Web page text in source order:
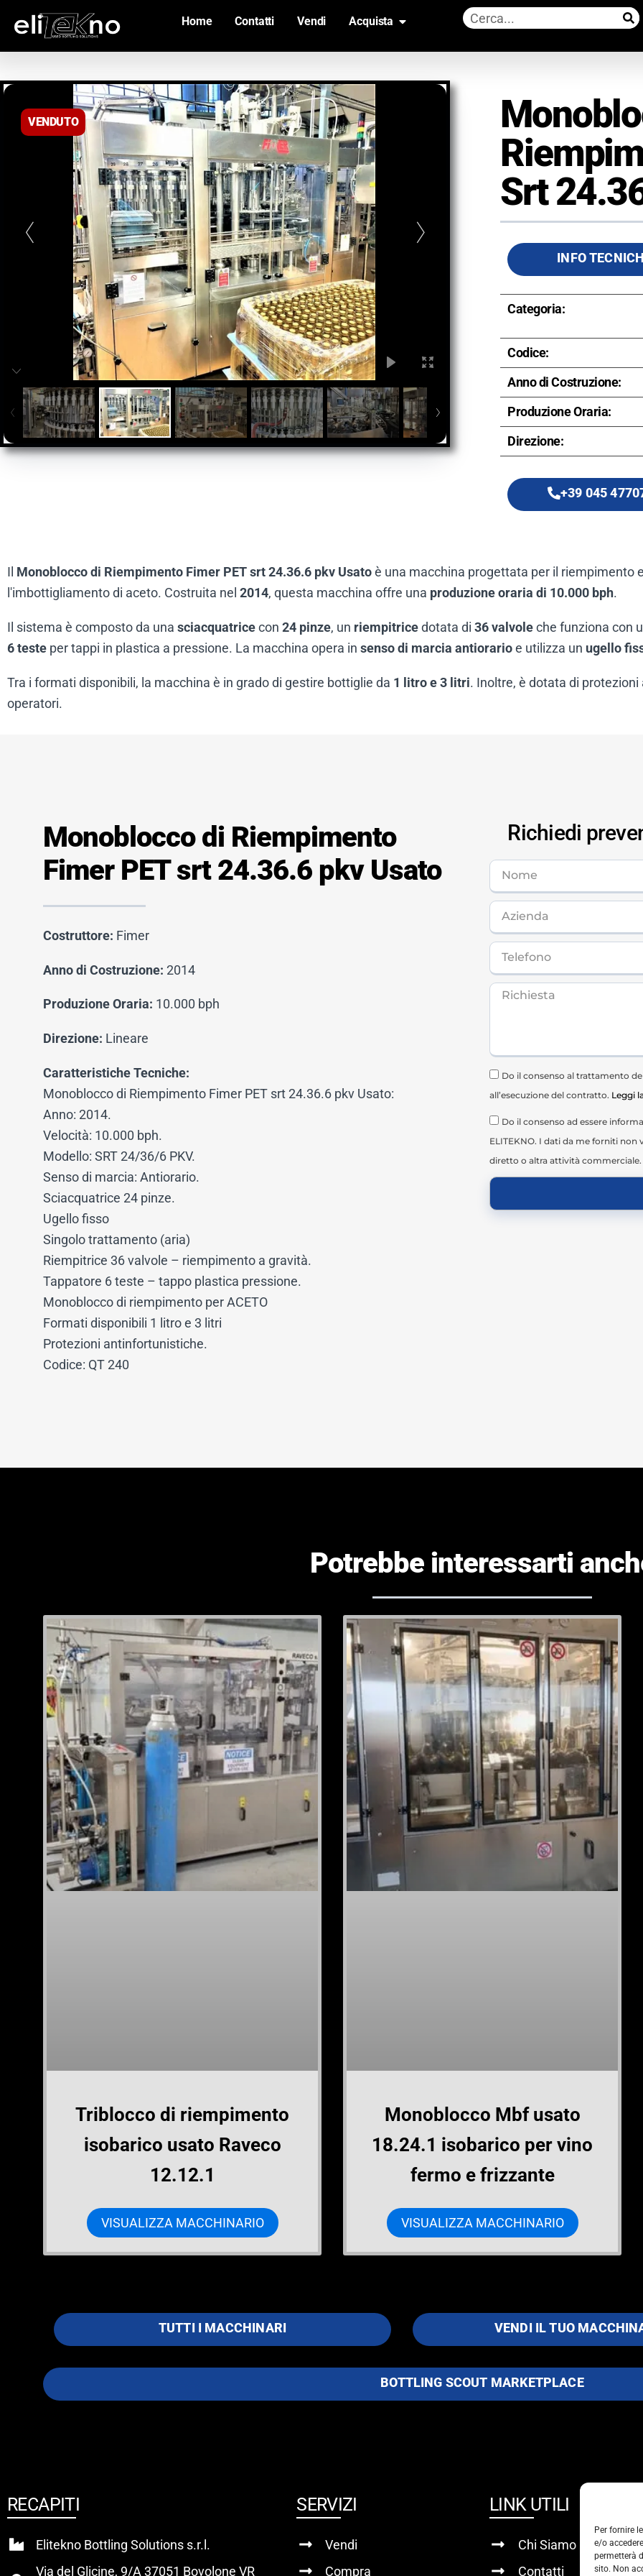
Per fornire
e/o
permetterà
sito. Non
Home Contatti Vendi Acquista
VENDUTO
Srt
INFO
Categoria:
Codice:
Anno di Costruzione:
Produzione Oraria:
Direzione:
+39 045
Il Monoblocco di Riempimento Fimer PET srt 24.36.6 pkv Usatoè una macchina progettata per il
l'imbottigliamento di aceto. Costruita nel 2014, questa macchina offre una produzione oraria di 10.000 bph.
Il sistema è composto da una sciacquatricecon 24 pinze, un riempitricedotata di 36 valvoleche funziona con
6 teste per tappi in plastica a pressione. La macchina opera in senso di marcia antiorarioe utilizza un ugello
Tra i formati disponibili, la macchina è in grado di gestire bottiglie da 1 litro e 3 litri. Inoltre, è dotata di
operatori.
Monoblocco di Riempimento
Fimer PET srt 24.36.6 pkv Usato
Costruttore: Fimer
Anno di Costruzione: 2014
Produzione Oraria: 10.000 bph
Direzione: Lineare
Caratteristiche Tecniche:
Monoblocco di Riempimento Fimer PET srt 24.36.6 pkv Usato:
Anno: 2014.
Velocità: 10.000 bph.
Modello: SRT 24/36/6 PKV.
Senso di marcia: Antiorario.
Sciacquatrice 24 pinze.
Ugello fisso
Singolo trattamento (aria)
Riempitrice 36 valvole – riempimento a gravità.
Tappatore 6 teste – tappo plastica pressione.
Monoblocco di riempimento per ACETO
Formati disponibili 1 litro e 3 litri
Protezioni antinfortunistiche.
Codice: QT 240
Richiedi
Do il consenso al trattamento
all’esecuzione del contratto. Leggi
Do il consenso ad essere
ELITEKNO. I dati da me forniti
diretto o altra attività commerciale.
Potrebbe interessarti
Triblocco di riempimento
isobarico usato Raveco
12.12.1
VISUALIZZA MACCHINARIO
Monoblocco Mbf usato
18.24.1 isobarico per vino
fermo e frizzante
VISUALIZZA MACCHINARIO
TUTTI I MACCHINARI VENDI IL TUO
BOTTLING SCOUT MARKETPLACE
RECAPITI
Elitekno Bottling Solutions s.r.l.
Via del Glicine, 9/A 37051 Bovolone VR
SERVIZI
Vendi
Compra
LINK UTILI
Chi Siamo
Contatti